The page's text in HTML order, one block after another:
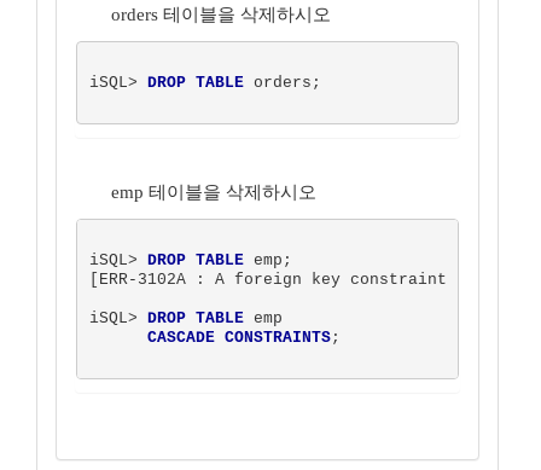
orders 테이블을 삭제하시오
iSQL> DROP TABLE orders;
emp 테이블을 삭제하시오
iSQL> DROP TABLE emp;
[ERR-3102A : A foreign key constraint that
iSQL> DROP TABLE emp
CASCADE CONSTRAINTS;